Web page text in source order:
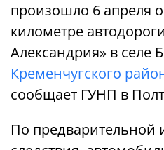
произошло 6 апреля
километре
Александрия» в селе
Кременчугского
сообщает ГУНП в
По